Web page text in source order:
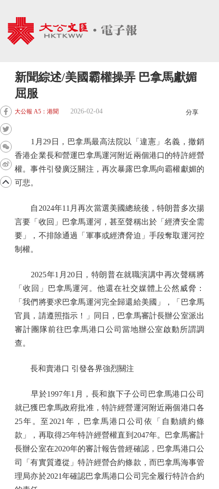
新聞綜述/美國霸權操弄 巴拿馬獻媚
屈服
大公報 A5：港聞 2026-02-04 分享
1月29日，巴拿馬最高法院以「違憲」名義，撤銷
香港企業長和營運巴拿馬運河附近兩個港口的特許經營
權。事件引發廣泛關注，再次暴露巴拿馬向霸權獻媚的
可悲。
自2024年11月再次當選美國總統後，特朗普多次揚
言要「收回」巴拿馬運河，甚至聲稱出於「經濟安全需
要」，不排除通過「軍事或經濟脅迫」手段奪取運河控
制權。
2025年1月20日，特朗普在就職演講中再次聲稱將
「收回」巴拿馬運河。他還在社交媒體上公然威脅：
「我們將要求巴拿馬運河完全歸還給美國」，「巴拿馬
官員，請遵照指示！」同日，巴拿馬審計長辦公室派出
審計團隊前往巴拿馬港口公司當地辦公室啟動所謂調
查。
長和賣港口 引發各界強烈關注
早於1997年1月，長和旗下子公司巴拿馬港口公司
就已獲巴拿馬政府批准，特許經營運河附近兩個港口各
25年。至2021年，巴拿馬港口公司依「自動續約條
款」，再取得25年特許經營權直到2047年。巴拿馬審計
長辦公室在2020年的審計報告曾經確認，巴拿馬港口公
司「有實質遵從」特許經營合約條款，而巴拿馬海事管
理局亦於2021年確認巴拿馬港口公司完全履行特許合約